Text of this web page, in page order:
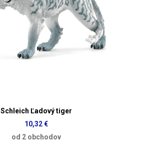
Schleich Ľadový tiger
10,32 €
od 2 obchodov